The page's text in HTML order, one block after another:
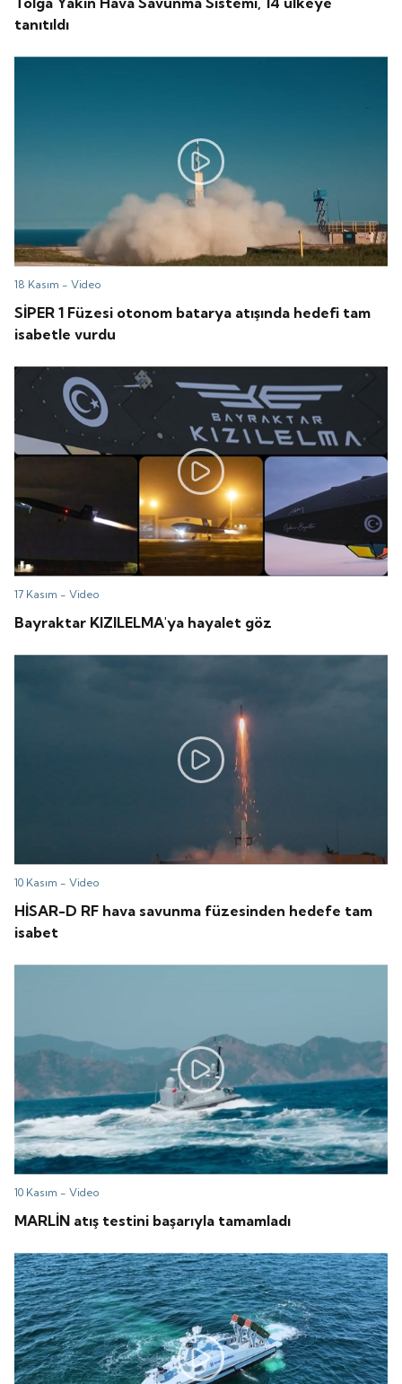
tanıtıldı
18 Kasım -Video
SİPER 1 Füzesi otonom batarya atışında hedefi tam
isabetle vurdu
17 Kasım -Video
Bayraktar KIZILELMA'ya hayalet göz
10 Kasım -Video
HİSAR-D RF hava savunma füzesinden hedefe tam
isabet
10 Kasım -Video
MARLİN atış testini başarıyla tamamladı